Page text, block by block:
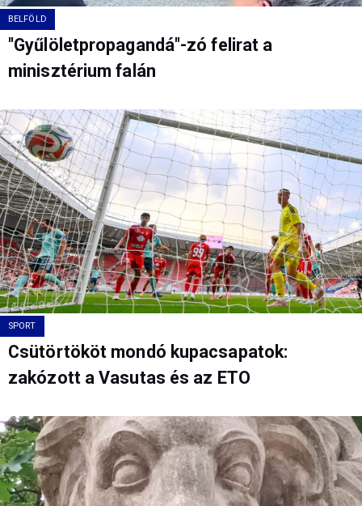
BELFÖLD
"Gyűlöletpropagandá"-zó felirat a
minisztérium falán
SPORT
Csütörtököt mondó kupacsapatok:
zakózott a Vasutas és az ETO